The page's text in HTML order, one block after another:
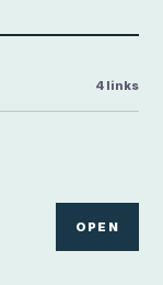
4 links
OPEN